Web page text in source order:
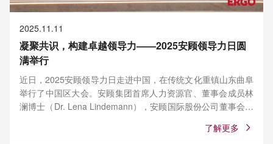
2025.11.11
凝聚共识，构建卓越领导力——2025安顾领导力日圆
满举行
近日，2025安顾领导力日走进中国，在传统文化重镇山东曲阜
举行了中国区大会。安顾集团首席人力资源官、董事会成员林
澜博士（Dr. Lena Lindemann），安顾国际股份公司董事会主
德华安顾人寿、安顾方胜和安顾援助的近180名经理人共聚一
了解更多